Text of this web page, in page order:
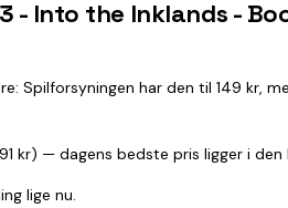
- Into the Inklands -
Spilforsyningen har den til 149 kr,
kr) — dagens bedste pris ligger i
lige nu.